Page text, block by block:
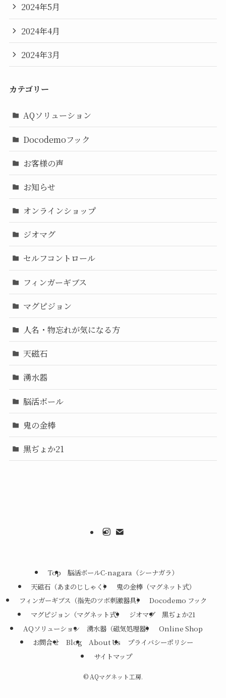
2024年5月
2024年4月
2024年3月
カテゴリー
AQソリューション
Docodemoフック
お客様の声
お知らせ
オンラインショップ
ジオマグ
セルフコントロール
フィンガーギブス
マグピジョン
人名・物忘れが気になる方
天磁石
湧水器
脳活ボール
鬼の金棒
黒ぢょか21
Top
脳活ボールC-nagara（シーナガラ）
天磁石（あまのじしゃく）
鬼の金棒（マグネット式）
フィンガーギブス（指先のツボ刺激器具）
Docodemo フック
マグピジョン（マグネット式）
ジオマグ
黒ぢょか21
AQソリューション
湧水器（磁気処理器）
Online Shop
お問合せ
Blog About Us
プライバシーポリシー
サイトマップ
© AQマグネット工房.